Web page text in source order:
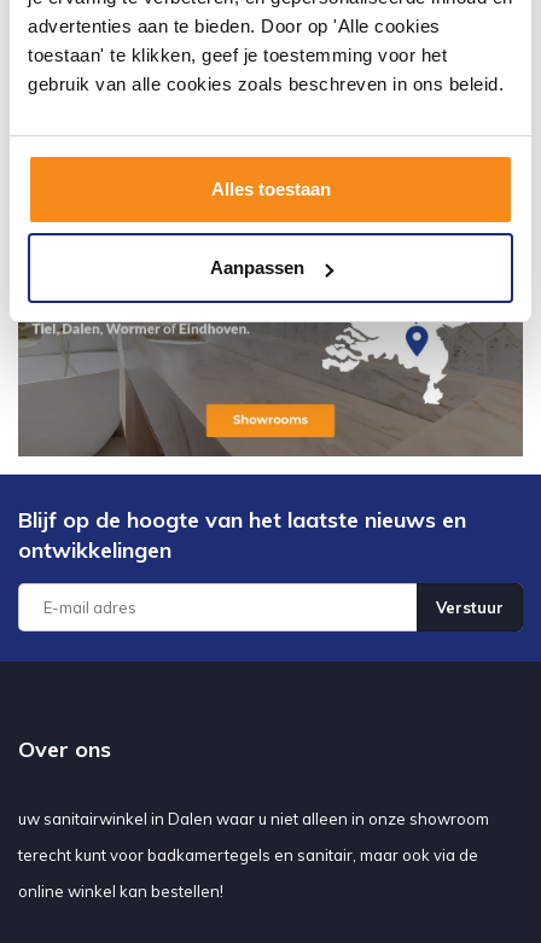
advertenties aan te bieden. Door op 'Alle cookies
toestaan' te klikken, geef je toestemming voor het
gebruik van alle cookies zoals beschreven in ons beleid.
Alles toestaan
Aanpassen
Blijf op de hoogte van het laatste nieuws en
ontwikkelingen
Verstuur
Over ons
uw sanitairwinkel in Dalen waar u niet alleen in onze showroom
terecht kunt voor badkamertegels en sanitair, maar ook via de
online winkel kan bestellen!